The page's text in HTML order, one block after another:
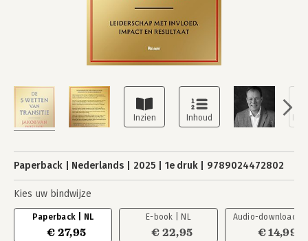
Paperback Nederlands 2025 1e druk 9789024472802
Kies uw bindwijze
Paperback | NL
€ 27,95
E-book | NL
€ 22,95
Audio-download |
€ 14,99